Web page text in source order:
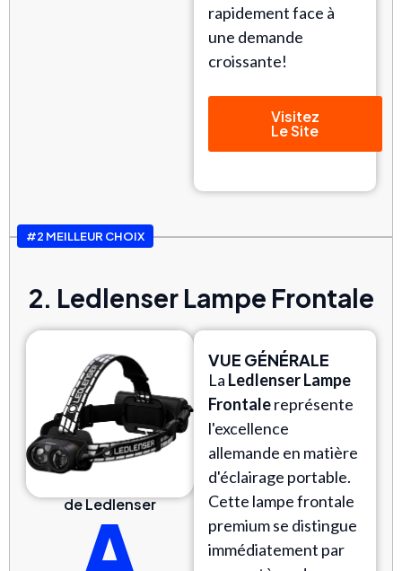
rapidement face à
une demande
croissante!
Visitez
Le Site
#2 MEILLEUR CHOIX
2. Ledlenser Lampe Frontale
de Ledlenser
A
VUE GÉNÉRALE
La Ledlenser Lampe
Frontalereprésente
l'excellence
allemande en matière
d'éclairage portable.
Cette lampe frontale
premium se distingue
immédiatement par